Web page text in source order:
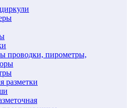
проводки, пирометры,
разметки